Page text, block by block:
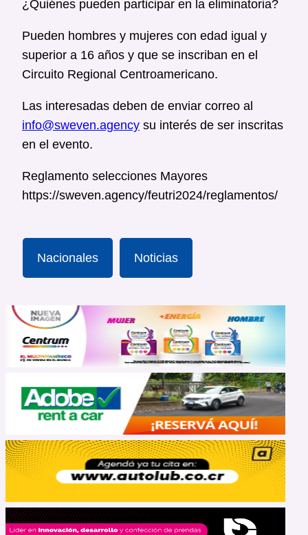
¿Quiénes pueden participar en la eliminatoria?
Pueden hombres y mujeres con edad igual y
superior a 16 años y que se inscriban en el
Circuito Regional Centroamericano.
Las interesadas deben de enviar correo al
info@sweven.agency su interés de ser inscritas
en el evento.
Reglamento selecciones Mayores
https://sweven.agency/feutri2024/reglamentos/
Nacionales Noticias